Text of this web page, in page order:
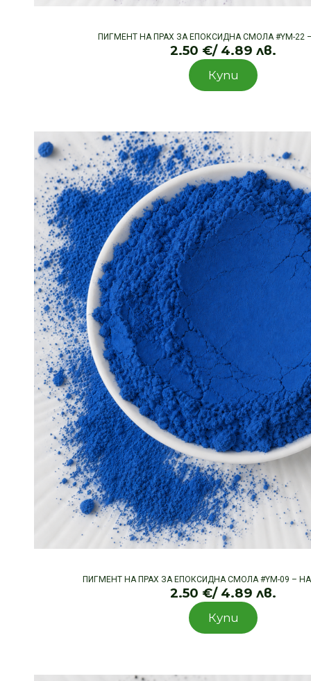
ПИГМЕНТ НА ПРАХ ЗА ЕПОКСИДНА СМОЛА #YM-22
2.50 €/ 4.89 лв.
Купи
ПИГМЕНТ НА ПРАХ ЗА ЕПОКСИДНА СМОЛА #YM-09 –
2.50 €/ 4.89 лв.
Купи